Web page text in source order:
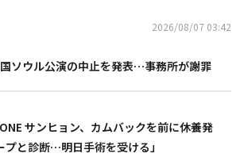
2026/08/07 03:42
ソウル公演の中止を発表…事務所が謝罪
サンヒョン、カムバックを前に休養発
プと診断…明日手術を受ける」